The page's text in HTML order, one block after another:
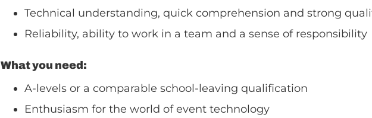
Technical understanding, quick comprehension and strong
Reliability, ability to work in a team and a sense of responsibility
What you need:
A-levels or a comparable school-leaving qualification
Enthusiasm for the world of event technology